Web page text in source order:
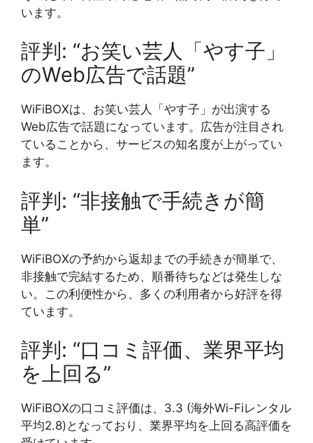
います。
評判: “お笑い芸人「やす子」
のWeb広告で話題”
WiFiBOXは、お笑い芸人「やす子」が出演する
Web広告で話題になっています。広告が注目され
ていることから、サービスの知名度が上がってい
ます。
評判: “非接触で手続きが簡
単”
WiFiBOXの予約から返却までの手続きが簡単で、
非接触で完結するため、順番待ちなどは発生しな
い。この利便性から、多くの利用者から好評を得
ています。
評判: “口コミ評価、業界平均
を上回る”
WiFiBOXの口コミ評価は、3.3 (海外Wi-Fiレンタル
平均2.8)となっており、業界平均を上回る高評価を